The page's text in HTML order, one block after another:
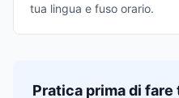
tua lingua e fuso orario.
Pratica prima di fare